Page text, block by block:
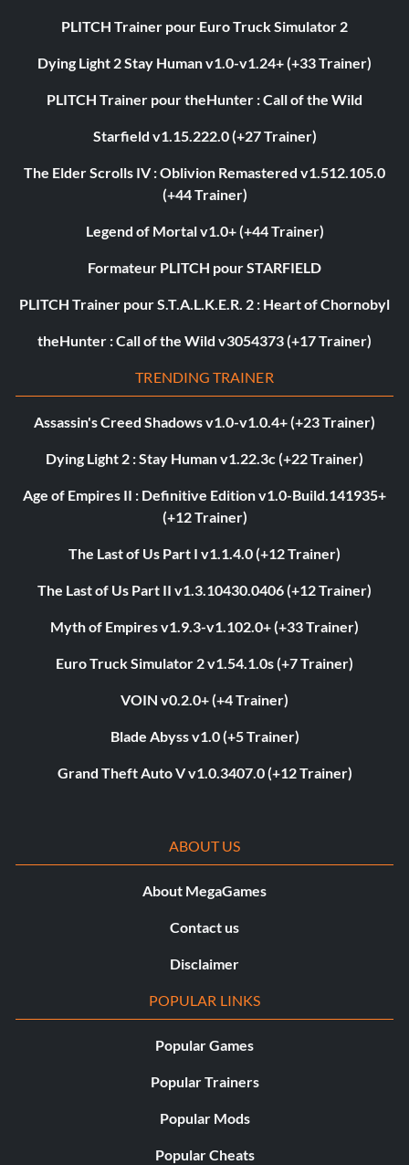
PLITCH Trainer pour Euro Truck Simulator 2
Dying Light 2 Stay Human v1.0-v1.24+ (+33 Trainer)
PLITCH Trainer pour theHunter : Call of the Wild
Starfield v1.15.222.0 (+27 Trainer)
The Elder Scrolls IV : Oblivion Remastered v1.512.105.0
(+44 Trainer)
Legend of Mortal v1.0+ (+44 Trainer)
Formateur PLITCH pour STARFIELD
PLITCH Trainer pour S.T.A.L.K.E.R. 2 : Heart of Chornobyl
theHunter : Call of the Wild v3054373 (+17 Trainer)
TRENDING TRAINER
Assassin's Creed Shadows v1.0-v1.0.4+ (+23 Trainer)
Dying Light 2 : Stay Human v1.22.3c (+22 Trainer)
Age of Empires II : Definitive Edition v1.0-Build.141935+
(+12 Trainer)
The Last of Us Part I v1.1.4.0 (+12 Trainer)
The Last of Us Part II v1.3.10430.0406 (+12 Trainer)
Myth of Empires v1.9.3-v1.102.0+ (+33 Trainer)
Euro Truck Simulator 2 v1.54.1.0s (+7 Trainer)
VOIN v0.2.0+ (+4 Trainer)
Blade Abyss v1.0 (+5 Trainer)
Grand Theft Auto V v1.0.3407.0 (+12 Trainer)
ABOUT US
About MegaGames
Contact us
Disclaimer
POPULAR LINKS
Popular Games
Popular Trainers
Popular Mods
Popular Cheats